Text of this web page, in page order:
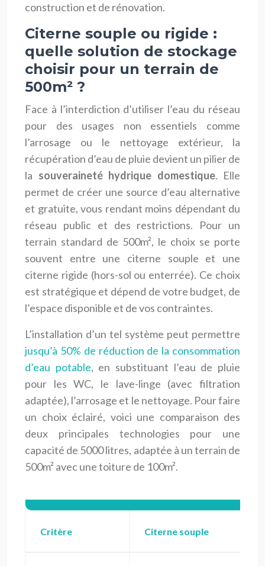
construction et de rénovation.
Citerne souple ou rigide :
quelle solution de stockage
choisir pour un terrain de
500m² ?
Face à l’interdiction d’utiliser l’eau du réseau
pour des usages non essentiels comme
l’arrosage ou le nettoyage extérieur, la
récupération d’eau de pluie devient un pilier de
la souveraineté hydrique domestique. Elle
permet de créer une source d’eau alternative
et gratuite, vous rendant moins dépendant du
réseau public et des restrictions. Pour un
terrain standard de 500m², le choix se porte
souvent entre une citerne souple et une
citerne rigide (hors-sol ou enterrée). Ce choix
est stratégique et dépend de votre budget, de
l’espace disponible et de vos contraintes.
L’installation d’un tel système peut permettre
jusqu’à 50% de réduction de la consommation
d’eau potable, en substituant l’eau de pluie
pour les WC, le lave-linge (avec filtration
adaptée), l’arrosage et le nettoyage. Pour faire
un choix éclairé, voici une comparaison des
deux principales technologies pour une
capacité de 5000 litres, adaptée à un terrain de
500m² avec une toiture de 100m².
Critère Citerne souple